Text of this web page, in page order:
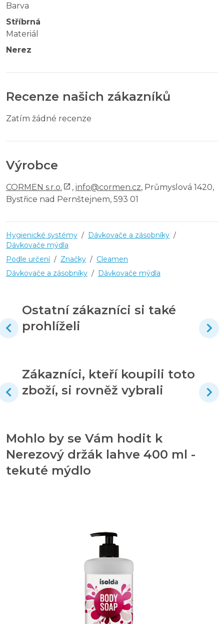
Barva
Stříbrná
Materiál
Nerez
Recenze našich zákazníků
Zatím žádné recenze
Výrobce
CORMEN s.r.o. , info@cormen.cz, Průmyslová 1420,
Bystřice nad Pernštejnem, 593 01
Hygienické systémy / Dávkovače a zásobníky /
Dávkovače mýdla
Podle určení / Značky / Cleamen
Dávkovače a zásobníky / Dávkovače mýdla
Ostatní zákazníci si také
prohlíželi
Zákazníci, kteří koupili toto
zboží, si rovněž vybrali
Mohlo by se Vám hodit k
Nerezový držák lahve 400 ml -
tekuté mýdlo